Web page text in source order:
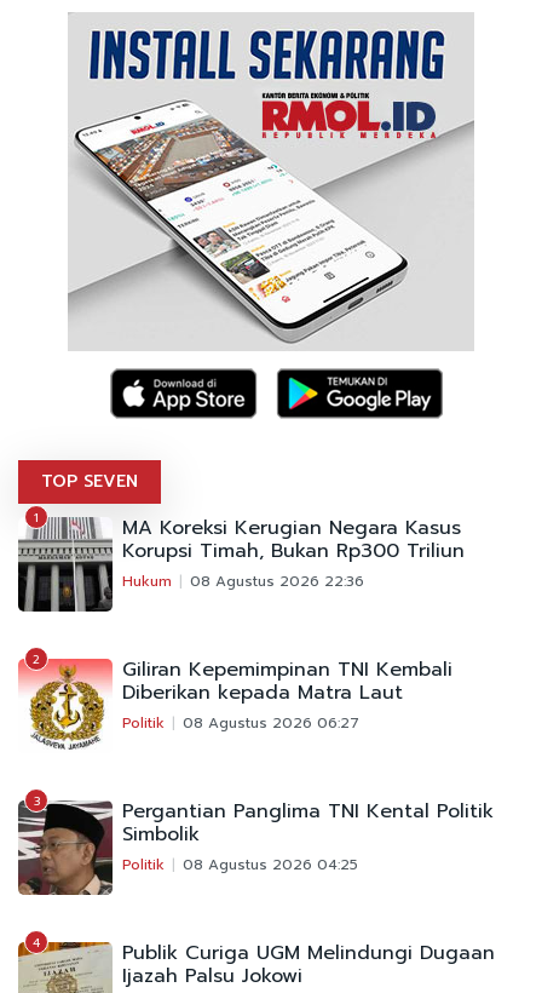
TOP SEVEN
1 MA Koreksi Kerugian Negara Kasus
Korupsi Timah, Bukan Rp300 Triliun
Hukum 08 Agustus 2026 22:36
2 Giliran Kepemimpinan TNI Kembali
Diberikan kepada Matra Laut
Politik 08 Agustus 2026 06:27
3 Pergantian Panglima TNI Kental Politik
Simbolik
Politik 08 Agustus 2026 04:25
4 Publik Curiga UGM Melindungi Dugaan
Ijazah Palsu Jokowi